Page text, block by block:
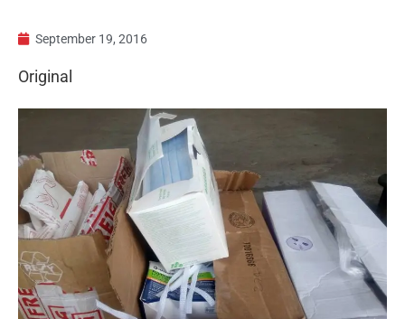
September 19, 2016
Original